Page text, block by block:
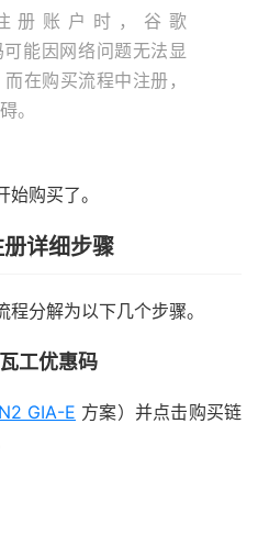
册账户时，谷歌
能因网络问题无法显
在购买流程中注册，
。
购买了。
详细步骤
分解为以下几个步骤。
工优惠码
GIA-E 方案）并点击购买链